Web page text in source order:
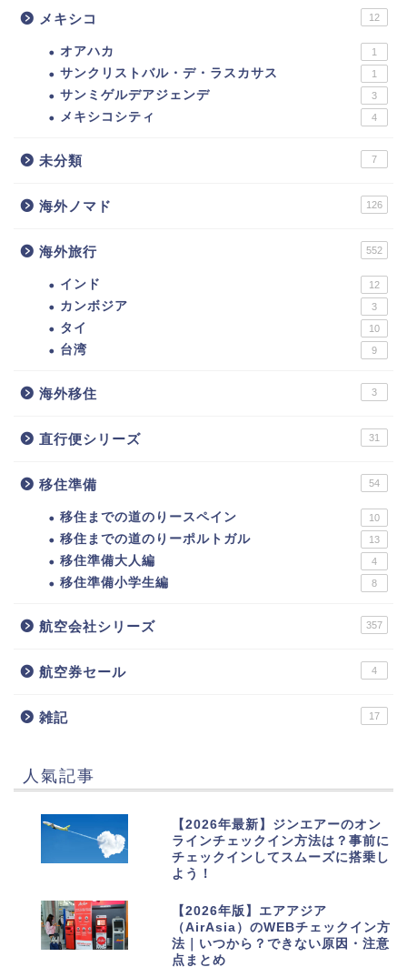
メキシコ 12
オアハカ 1
サンクリストバル・デ・ラスカサス 1
サンミゲルデアジェンデ 3
メキシコシティ 4
未分類 7
海外ノマド 126
海外旅行 552
インド 12
カンボジア 3
タイ 10
台湾 9
海外移住 3
直行便シリーズ 31
移住準備 54
移住までの道のりースペイン 10
移住までの道のりーポルトガル 13
移住準備大人編 4
移住準備小学生編 8
航空会社シリーズ 357
航空券セール 4
雑記 17
人氣記事
【2026年最新】ジンエアーのオン
ラインチェックイン方法は？事前に
チェックインしてスムーズに搭乗し
よう！
【2026年版】エアアジア
（AirAsia）のWEBチェックイン方
法｜いつから？できない原因・注意
点まとめ